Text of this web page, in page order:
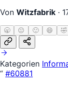
Von Witzfabrik ·
🥱 😐 🙂 😄 🤣
Kategorien
“ #60881